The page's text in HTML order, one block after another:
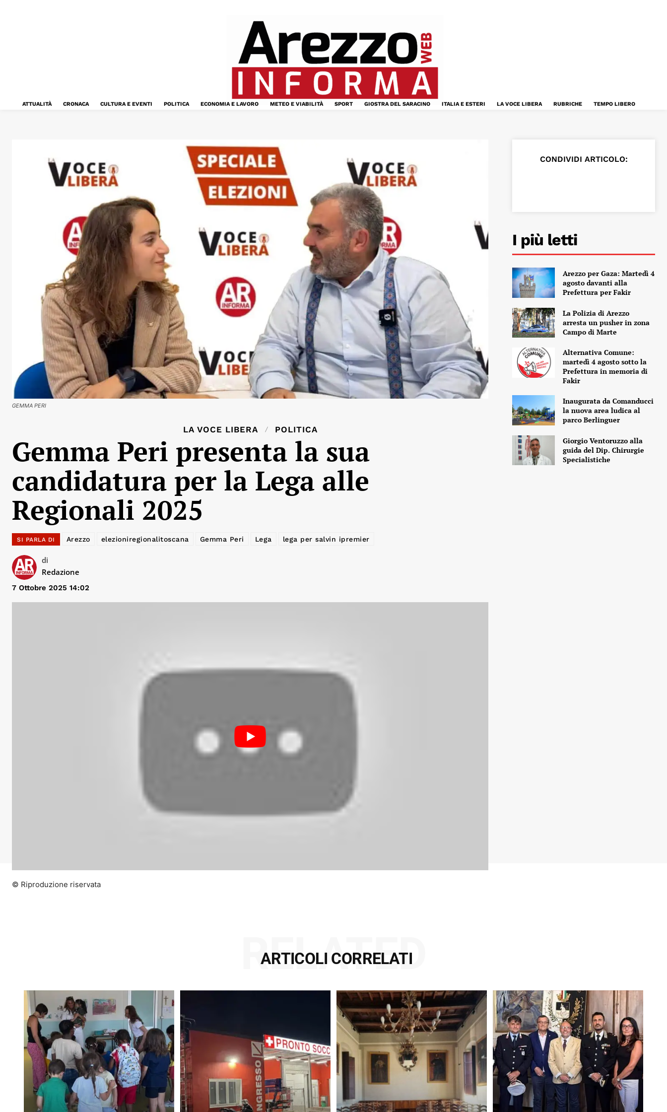
ATTUALITÀ CRONACA CULTURA E EVENTI POLITICA ECONOMIA E LAVORO METEO E VIABILITÀ SPORT GIOSTRA DEL SARACINO ITALIA E ESTERI LA VOCE LIBERA RUBRICHE TEMPO LIBERO
GEMMA PERI
LA VOCE LIBERA POLITICA
Gemma Peri presenta la sua
candidatura per la Lega alle
Regionali 2025
SI PARLA DI Arezzo elezioniregionalitoscana Gemma Peri Lega lega per salvin ipremier
di
Redazione
7 Ottobre 2025 14:02
© Riproduzione riservata
CONDIVIDI ARTICOLO:
I più letti
Arezzo per Gaza: Martedì 4
agosto davanti alla
Prefettura per Fakir
La Polizia di Arezzo
arresta un pusher in zona
Campo di Marte
Alternativa Comune:
martedì 4 agosto sotto la
Prefettura in memoria di
Fakir
Inaugurata da Comanducci
la nuova area ludica al
parco Berlinguer
Giorgio Ventoruzzo alla
guida del Dip. Chirurgie
Specialistiche
ARTICOLI CORRELATI
RELATED